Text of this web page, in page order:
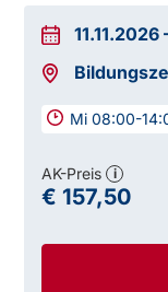
11.11.2026
Mi 08:00-
AK-Preis i
€ 157,50